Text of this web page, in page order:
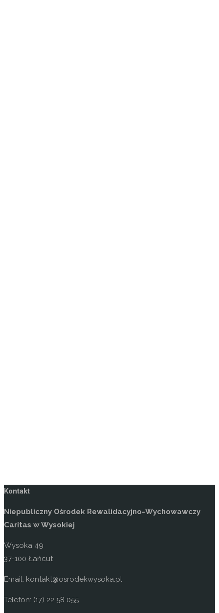
Kontakt
Niepubliczny Ośrodek Rewalidacyjno-Wychowawczy
Caritas w Wysokiej
Wysoka 49
37-100 Łańcut
Email: kontakt@osrodekwysoka.pl
Telefon: (17) 22 58 055